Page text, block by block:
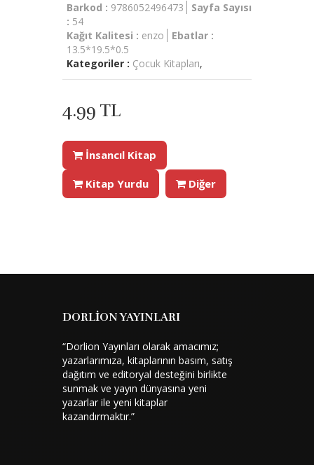
Barkod : 9786052496473
Sayfa Sayısı
: 54
Kağıt Kalitesi : enzo
Ebatlar :
13.5*19.5*0.5
Kategoriler : Çocuk Kitapları,
4.99 TL
İnsancıl Kitap
Kitap Yurdu Diğer
DORLİON YAYINLARI
“Dorlion Yayınları olarak amacımız;
yazarlarımıza, kitaplarının basım, satış
dağıtım ve editoryal desteğini birlikte
sunmak ve yayın dünyasına yeni
yazarlar ile yeni kitaplar
kazandırmaktır.”